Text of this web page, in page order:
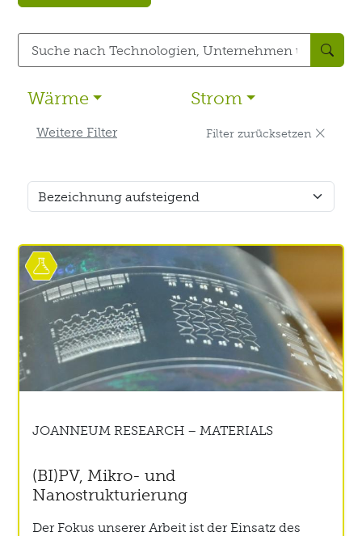
Wärme Strom
Weitere Filter Filter zurücksetzen
JOANNEUM RESEARCH – MATERIALS
(BI)PV, Mikro- und
Nanostrukturierung
Der Fokus unserer Arbeit ist der Einsatz des